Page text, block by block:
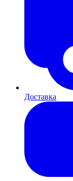
Доставка